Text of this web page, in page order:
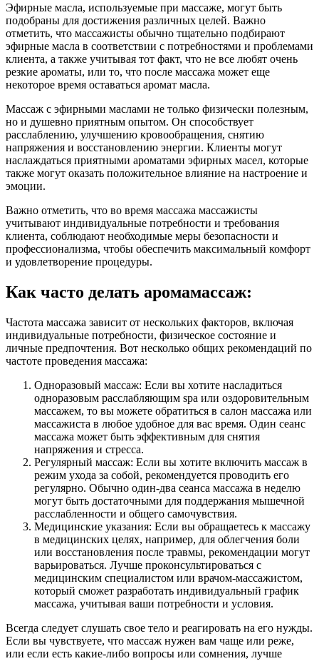
Эфирные масла, используемые при массаже, могут быть
подобраны для достижения различных целей. Важно
отметить, что массажисты обычно тщательно подбирают
эфирные масла в соответствии с потребностями и проблемами
клиента, а также учитывая тот факт, что не все любят очень
резкие ароматы, или то, что после массажа может еще
некоторое время оставаться аромат масла.
Массаж с эфирными маслами не только физически полезным,
но и душевно приятным опытом. Он способствует
расслаблению, улучшению кровообращения, снятию
напряжения и восстановлению энергии. Клиенты могут
наслаждаться приятными ароматами эфирных масел, которые
также могут оказать положительное влияние на настроение и
эмоции.
Важно отметить, что во время массажа массажисты
учитывают индивидуальные потребности и требования
клиента, соблюдают необходимые меры безопасности и
профессионализма, чтобы обеспечить максимальный комфорт
и удовлетворение процедуры.
Как часто делать аромамассаж:
Частота массажа зависит от нескольких факторов, включая
индивидуальные потребности, физическое состояние и
личные предпочтения. Вот несколько общих рекомендаций по
частоте проведения массажа:
Одноразовый массаж: Если вы хотите насладиться
одноразовым расслабляющим spa или оздоровительным
массажем, то вы можете обратиться в салон массажа или
массажиста в любое удобное для вас время. Один сеанс
массажа может быть эффективным для снятия
напряжения и стресса.
Регулярный массаж: Если вы хотите включить массаж в
режим ухода за собой, рекомендуется проводить его
регулярно. Обычно один-два сеанса массажа в неделю
могут быть достаточными для поддержания мышечной
расслабленности и общего самочувствия.
Медицинские указания: Если вы обращаетесь к массажу
в медицинских целях, например, для облегчения боли
или восстановления после травмы, рекомендации могут
варьироваться. Лучше проконсультироваться с
медицинским специалистом или врачом-массажистом,
который сможет разработать индивидуальный график
массажа, учитывая ваши потребности и условия.
Всегда следует слушать свое тело и реагировать на его нужды.
Если вы чувствуете, что массаж нужен вам чаще или реже,
или если есть какие-либо вопросы или сомнения, лучше